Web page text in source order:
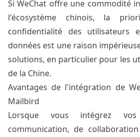
Si WeChat offre une commodité
l'écosystème chinois, la
confidentialité des utilisateurs
données est une raison
solutions, en particulier pour les
de la Chine.
Avantages de l'intégration de
Mailbird
Lorsque vous intégrez
communication, de